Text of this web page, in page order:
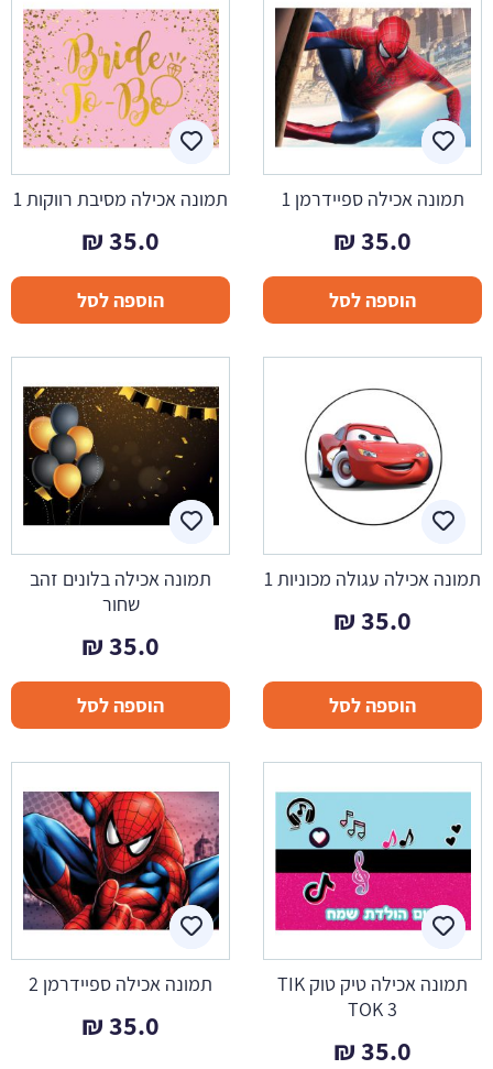
תמונה אכילה ספיידרמן 1
35.0
₪
הוספה לסל
תמונה אכילה מסיבת רווקות 1
35.0
₪
הוספה לסל
תמונה אכילה עגולה מכוניות 1
35.0
₪
הוספה לסל
תמונה אכילה בלונים זהב
שחור
35.0
₪
הוספה לסל
תמונה אכילה טיק טוק TIK
TOK 3
35.0
₪
תמונה אכילה ספיידרמן 2
35.0
₪